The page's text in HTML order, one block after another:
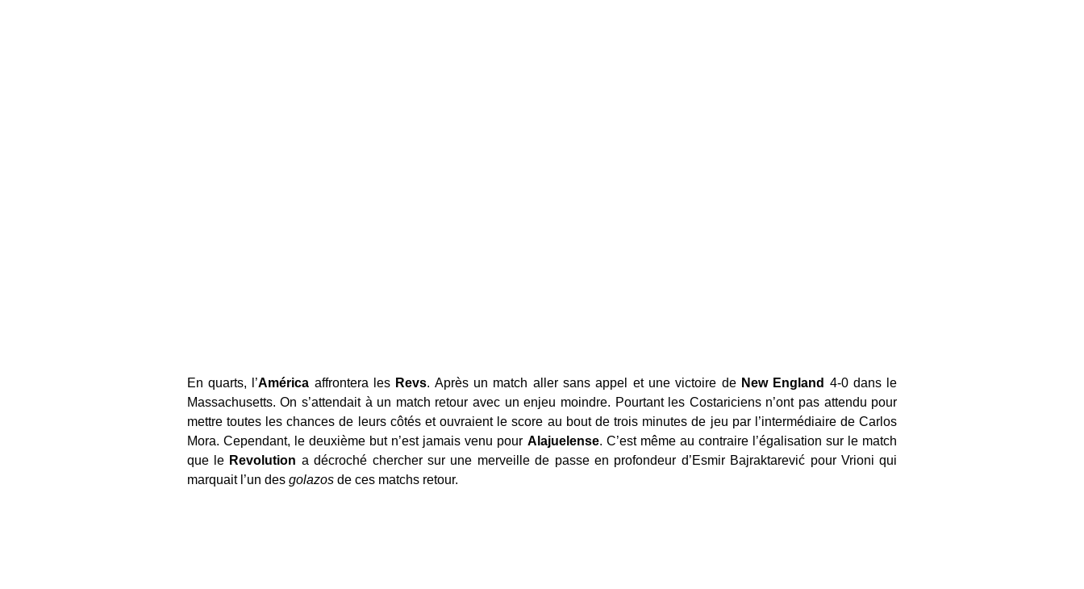
En quarts, l’América affrontera les Revs. Après un match aller sans appel et une victoire de New England 4-0 dans le
Massachusetts. On s’attendait à un match retour avec un enjeu moindre. Pourtant les Costariciens n’ont pas attendu pour
mettre toutes les chances de leurs côtés et ouvraient le score au bout de trois minutes de jeu par l’intermédiaire de Carlos
Mora. Cependant, le deuxième but n’est jamais venu pour Alajuelense. C’est même au contraire l’égalisation sur le match
que le Revolution a décroché chercher sur une merveille de passe en profondeur d’Esmir Bajraktarević pour Vrioni qui
marquait l’un des golazos de ces matchs retour.